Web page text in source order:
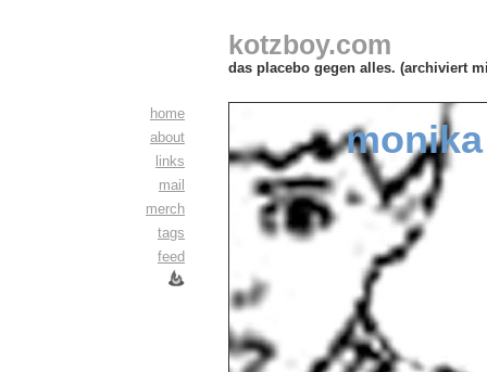
kotzboy.com
das placebo gegen alles. (archiviert
home
about
links
mail
merch
tags
feed